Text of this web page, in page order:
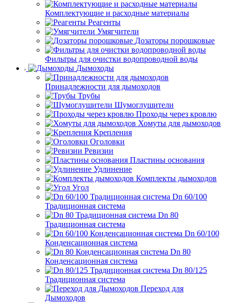
Комплектующие и расходные материалы
Реагенты
Умягчители
Дозаторы порошковые
Фильтры для очистки водопроводной воды
Дымоходы
Принадлежности для дымоходов
Трубы
Шумоглушители
Проходы через кровлю
Хомуты для дымоходов
Крепления
Оголовки
Ревизии
Пластины основания
Удлинение
Комплекты дымоходов
Угол
Dn 60/100
Традиционная система
Dn 80
Традиционная система
Dn 60/100
Конденсационная система
Dn 80
Конденсационная система
Dn 80/125
Традиционная система
Переход для
Дымоходов